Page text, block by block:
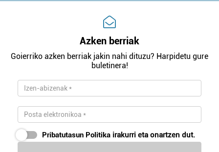
Azken berriak
Goierriko azken berriak jakin nahi dituzu? Harpidetu gure
buletinera!
Pribatutasun Politika irakurri eta onartzen dut.